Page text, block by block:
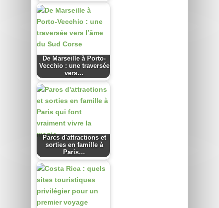
De Marseille à Porto-
Vecchio : une traversée
vers…
Parcs d'attractions et
sorties en famille à
Paris…